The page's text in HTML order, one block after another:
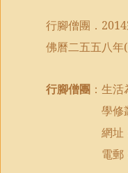
行腳僧團． 2014
佛曆二五五八年
行腳僧團 ：生
學修
網址
電郵